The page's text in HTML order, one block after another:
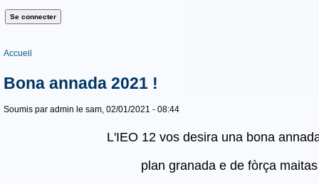
Vous êtes ici
Accueil
Bona annada 2021 !
Soumis par admin le sam, 02/01/2021 - 08:44
L'IEO 12 vos desira una bona
plan granada e de fòrça